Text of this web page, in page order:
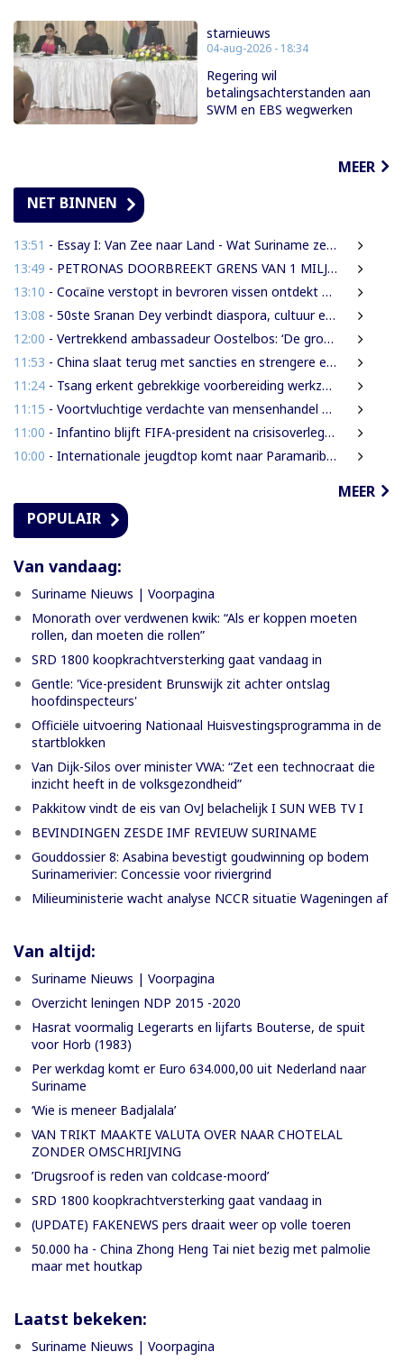
starnieuws
04-aug-2026 - 18:34
Regering wil
betalingsachterstanden aan
SWM en EBS wegwerken
MEER
NET BINNEN
13:51 - Essay I: Van Zee naar Land - Wat Suriname zelf moet weten over de Nieuwe Raffinaderij en Gas-to-Shore
13:49 - PETRONAS DOORBREEKT GRENS VAN 1 MILJARD VATEN IN BLOK 52 | WAT BETEKENT DEZE MIJLPAAL VOOR DE SURINAAMSE ECONOMIE?
13:10 - Cocaïne verstopt in bevroren vissen ontdekt bij douanecontrole
13:08 - 50ste Sranan Dey verbindt diaspora, cultuur en ondernemerschap in New York
12:00 - Vertrekkend ambassadeur Oostelbos: ‘De grootste rijkdom van Suriname zijn de mensen’
11:53 - China slaat terug met sancties en strengere exportregels in handelsconflict met VS
11:24 - Tsang erkent gebrekkige voorbereiding werkzaamheden Domineestraat
11:15 - Voortvluchtige verdachte van mensenhandel uitgeleverd door Guyana
11:00 - Infantino blijft FIFA-president na crisisoverleg en biedt excuses aan
10:00 - Internationale jeugdtop komt naar Paramaribo voor BAITALI COTECC U14 Tennis Cup
MEER
POPULAIR
Van vandaag:
Suriname Nieuws | Voorpagina
Monorath over verdwenen kwik: “Als er koppen moeten
rollen, dan moeten die rollen”
SRD 1800 koopkrachtversterking gaat vandaag in
Gentle: 'Vice-president Brunswijk zit achter ontslag
hoofdinspecteurs'
Officiële uitvoering Nationaal Huisvestingsprogramma in de
startblokken
Van Dijk-Silos over minister VWA: “Zet een technocraat die
inzicht heeft in de volksgezondheid”
Pakkitow vindt de eis van OvJ belachelijk I SUN WEB TV I
BEVINDINGEN ZESDE IMF REVIEUW SURINAME
Gouddossier 8: Asabina bevestigt goudwinning op bodem
Surinamerivier: Concessie voor riviergrind
Milieuministerie wacht analyse NCCR situatie Wageningen af
Van altijd:
Suriname Nieuws | Voorpagina
Overzicht leningen NDP 2015 -2020
Hasrat voormalig Legerarts en lijfarts Bouterse, de spuit
voor Horb (1983)
Per werkdag komt er Euro 634.000,00 uit Nederland naar
Suriname
‘Wie is meneer Badjalala’
VAN TRIKT MAAKTE VALUTA OVER NAAR CHOTELAL
ZONDER OMSCHRIJVING
’Drugsroof is reden van coldcase-moord’
SRD 1800 koopkrachtversterking gaat vandaag in
(UPDATE) FAKENEWS pers draait weer op volle toeren
50.000 ha - China Zhong Heng Tai niet bezig met palmolie
maar met houtkap
Laatst bekeken:
Suriname Nieuws | Voorpagina